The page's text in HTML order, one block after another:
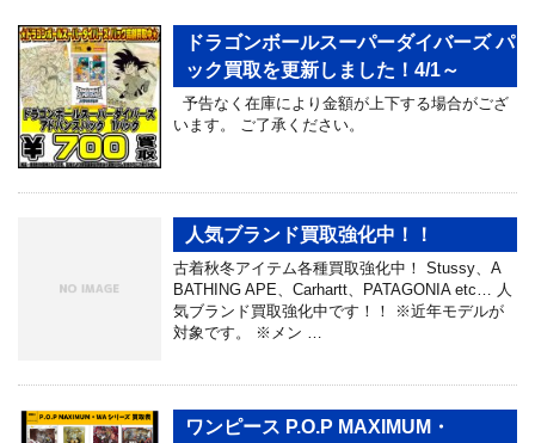
ドラゴンボールスーパーダイバーズ パ
ック買取を更新しました！4/1～
予告なく在庫により金額が上下する場合がござ
います。 ご了承ください。
人気ブランド買取強化中！！
古着秋冬アイテム各種買取強化中！ Stussy、A
BATHING APE、Carhartt、PATAGONIA etc… 人
気ブランド買取強化中です！！ ※近年モデルが
対象です。 ※メン …
ワンピース P.O.P MAXIMUM・